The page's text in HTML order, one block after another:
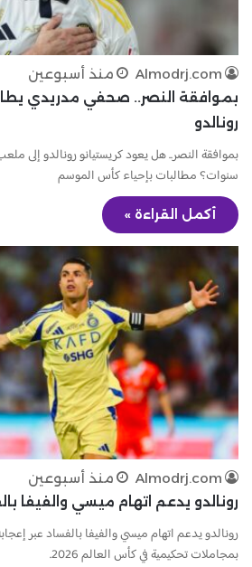
Almodrj.com
منذ أسبوعين
بموافقة النصر.. صحفي مدريدي
رونالدو
سنوات؟ مطالبات بإحياء كأس الموسم
أكمل القراءة »
Almodrj.com
منذ أسبوعين
رونالدو يدعم اتهام ميسي والفيفا
رونالدو يدعم اتهام ميسي والفيفا بالفساد عبر
بمجاملات تحكيمية في كأس العالم 2026.